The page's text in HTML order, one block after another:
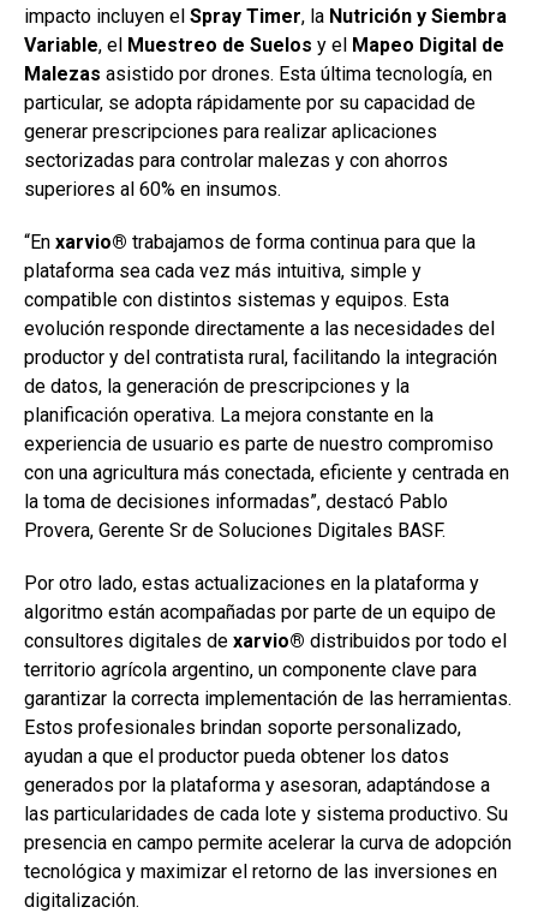
impacto incluyen el Spray Timer, la Nutrición y Siembra
Variable, el Muestreo de Suelos y el Mapeo Digital de
Malezas asistido por drones. Esta última tecnología, en
particular, se adopta rápidamente por su capacidad de
generar prescripciones para realizar aplicaciones
sectorizadas para controlar malezas y con ahorros
superiores al 60% en insumos.
“En xarvio® trabajamos de forma continua para que la
plataforma sea cada vez más intuitiva, simple y
compatible con distintos sistemas y equipos. Esta
evolución responde directamente a las necesidades del
productor y del contratista rural, facilitando la integración
de datos, la generación de prescripciones y la
planificación operativa. La mejora constante en la
experiencia de usuario es parte de nuestro compromiso
con una agricultura más conectada, eficiente y centrada en
la toma de decisiones informadas”, destacó Pablo
Provera, Gerente Sr de Soluciones Digitales BASF.
Por otro lado, estas actualizaciones en la plataforma y
algoritmo están acompañadas por parte de un equipo de
consultores digitales de xarvio® distribuidos por todo el
territorio agrícola argentino, un componente clave para
garantizar la correcta implementación de las herramientas.
Estos profesionales brindan soporte personalizado,
ayudan a que el productor pueda obtener los datos
generados por la plataforma y asesoran, adaptándose a
las particularidades de cada lote y sistema productivo. Su
presencia en campo permite acelerar la curva de adopción
tecnológica y maximizar el retorno de las inversiones en
digitalización.